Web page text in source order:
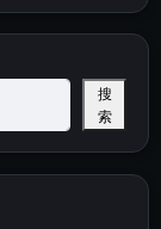
搜
索